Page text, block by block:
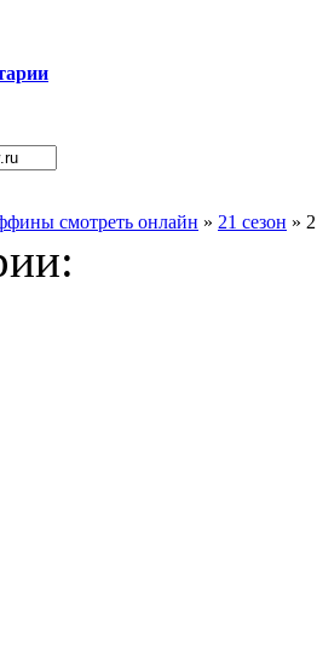
смотреть онлайн » 21 сезон »